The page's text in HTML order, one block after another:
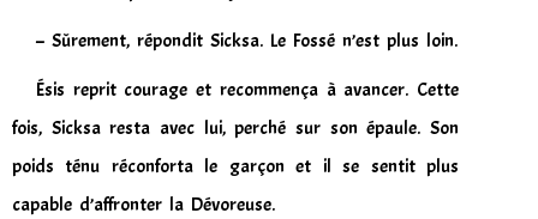
– Sûrement, répondit Sicksa. Le Fossé n’est plus loin.
Ésis reprit courage et recommença à avancer. Cette
fois, Sicksa resta avec lui, perché sur son épaule. Son
poids ténu réconforta le garçon et il se sentit plus
capable d’affronter la Dévoreuse.